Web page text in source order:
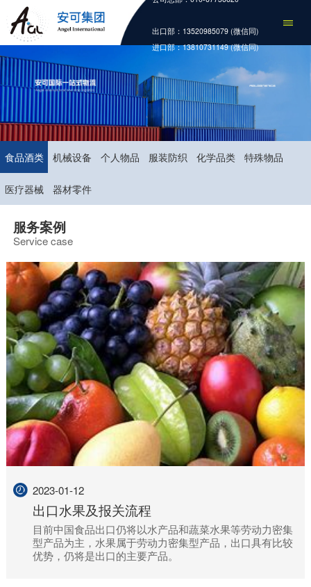
出口部：13520985079 (微信同)
进口部：13810731149 (微信同)
食品酒类 机械设备 个人物品 服装防织 化学品类 特殊物品
医疗器械 器材零件
服务案例
Service case
2023-01-12
出口水果及报关流程
目前中国食品出口仍将以水产品和蔬菜水果等劳动力密集
型产品为主，水果属于劳动力密集型产品，出口具有比较
优势，仍将是出口的主要产品。